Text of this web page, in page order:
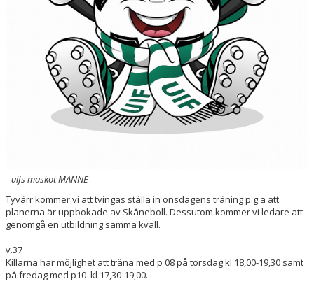
- uifs maskot MANNE
Tyvärr kommer vi att tvingas ställa in onsdagens träning p.g.a att
planerna är uppbokade av Skåneboll. Dessutom kommer vi ledare att
genomgå en utbildning samma kväll.
v.37
Killarna har möjlighet att träna med p 08 på torsdag kl 18,00-19,30 samt
på fredag med p10 kl 17,30-19,00.